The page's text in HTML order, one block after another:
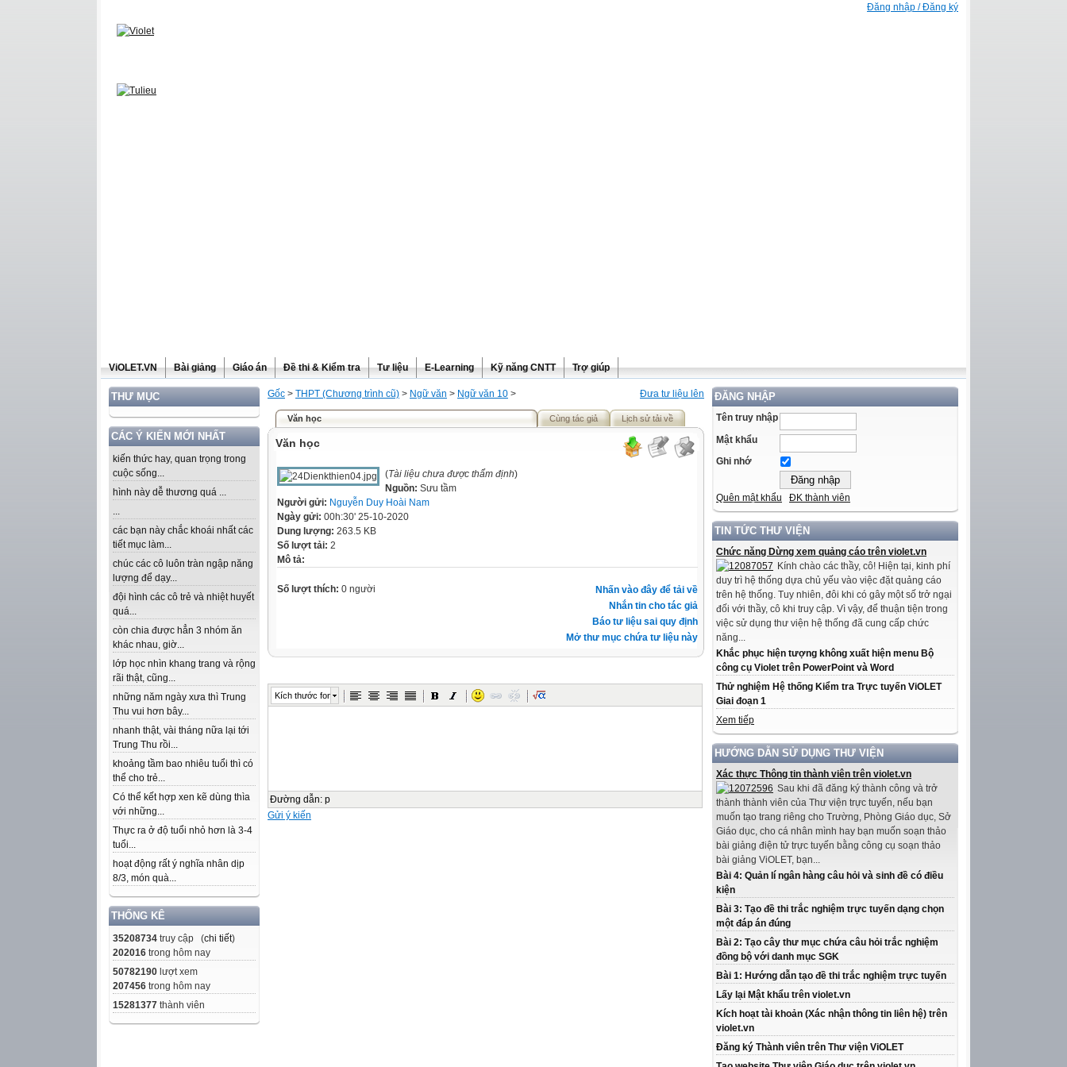
Đăng nhập / Đăng ký
ViOLET.VN Bài giảng Giáo án Đề thi & Kiểm tra Tư liệu E-Learning Kỹ năng CNTT Trợ giúp
THƯ MỤC
CÁC Ý KIẾN MỚI NHẤT
kiến thức hay, quan trọng trong
cuộc sống...
hình này dễ thương quá ...
...
các bạn này chắc khoái nhất các
tiết mục làm...
chúc các cô luôn tràn ngập năng
lượng để dạy...
đội hình các cô trẻ và nhiệt huyết
quá...
còn chia được hẳn 3 nhóm ăn
khác nhau, giờ...
lớp học nhìn khang trang và rộng
rãi thật, cũng...
những năm ngày xưa thì Trung
Thu vui hơn bây...
nhanh thật, vài tháng nữa lại tới
Trung Thu rồi...
khoảng tầm bao nhiêu tuổi thì có
thể cho trẻ...
Có thể kết hợp xen kẽ dùng thìa
với những...
Thực ra ở độ tuổi nhỏ hơn là 3-4
tuổi...
hoạt động rất ý nghĩa nhân dịp
8/3, món quà...
THỐNG KÊ
35208734 truy cập (chi tiết)
202016 trong hôm nay
50782190 lượt xem
207456 trong hôm nay
15281377 thành viên
ĐĂNG NHẬP
Tên truy nhập
Mật khẩu
Ghi nhớ
Quên mật khẩu ĐK thành viên
TIN TỨC THƯ VIỆN
Chức năng Dừng xem quảng cáo trên violet.vn
Kính chào các thầy, cô! Hiện tại, kinh phí
duy trì hệ thống dựa chủ yếu vào việc đặt quảng cáo
trên hệ thống. Tuy nhiên, đôi khi có gây một số trở ngại
đối với thầy, cô khi truy cập. Vì vậy, để thuận tiện trong
việc sử dụng thư viện hệ thống đã cung cấp chức
năng...
Khắc phục hiện tượng không xuất hiện menu Bộ
công cụ Violet trên PowerPoint và Word
Thử nghiệm Hệ thống Kiểm tra Trực tuyến ViOLET
Giai đoạn 1
Xem tiếp
HƯỚNG DẪN SỬ DỤNG THƯ VIỆN
Xác thực Thông tin thành viên trên violet.vn
Sau khi đã đăng ký thành công và trở
thành thành viên của Thư viện trực tuyến, nếu bạn
muốn tạo trang riêng cho Trường, Phòng Giáo dục, Sở
Giáo dục, cho cá nhân mình hay bạn muốn soạn thảo
bài giảng điện tử trực tuyến bằng công cụ soạn thảo
bài giảng ViOLET, bạn...
Bài 4: Quản lí ngân hàng câu hỏi và sinh đề có điều
kiện
Bài 3: Tạo đề thi trắc nghiệm trực tuyến dạng chọn
một đáp án đúng
Bài 2: Tạo cây thư mục chứa câu hỏi trắc nghiệm
đồng bộ với danh mục SGK
Bài 1: Hướng dẫn tạo đề thi trắc nghiệm trực tuyến
Lấy lại Mật khẩu trên violet.vn
Kích hoạt tài khoản (Xác nhận thông tin liên hệ) trên
violet.vn
Đăng ký Thành viên trên Thư viện ViOLET
Đưa tư liệu lên
Gốc > THPT (Chương trình cũ) > Ngữ văn > Ngữ văn 10 >
Văn học Cùng tác giả Lịch sử tải về
Văn học
(Tài liệu chưa được thẩm định)
Nguồn: Sưu tầm
Người gửi: Nguyễn Duy Hoài Nam
Ngày gửi: 00h:30' 25-10-2020
Dung lượng: 263.5 KB
Số lượt tải: 2
Mô tả:
Nhấn vào đây để tải về
Nhắn tin cho tác giả
Báo tư liệu sai quy định
Mở thư mục chứa tư liệu này
Số lượt thích: 0 người
Kích thước font
Đường dẫn: p
Gửi ý kiến